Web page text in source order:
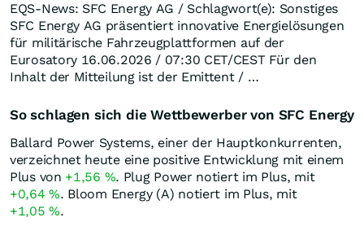
EQS-News: SFC Energy AG / Schlagwort(e): Sonstiges
SFC Energy AG präsentiert innovative Energielösungen
für militärische Fahrzeugplattformen auf der
Eurosatory 16.06.2026 / 07:30 CET/CEST Für den
Inhalt der Mitteilung ist der Emittent / …
So schlagen sich die Wettbewerber von SFC Energy
Ballard Power Systems, einer der Hauptkonkurrenten,
verzeichnet heute eine positive Entwicklung mit einem
Plus von +1,56 %. Plug Power notiert im Plus, mit
+0,64%. Bloom Energy (A) notiert im Plus, mit
+1,05%.